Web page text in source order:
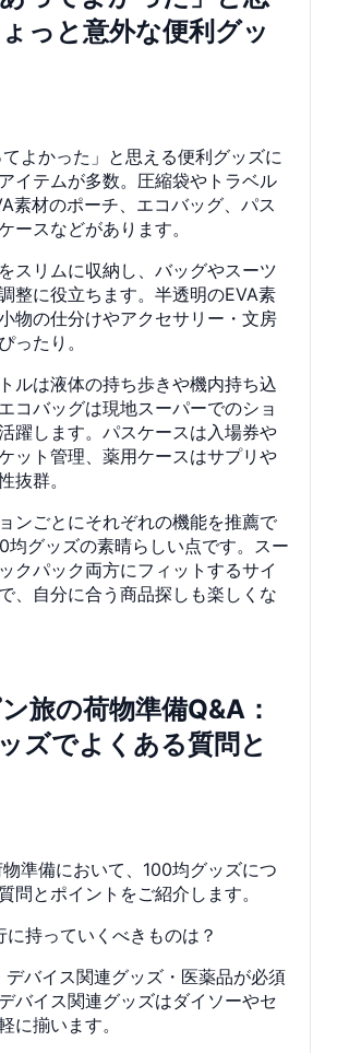
っと意外な便利グッ
よかった」と思える便利グッズに
イテムが多数。圧縮袋やトラベル
素材のポーチ、エコバッグ、パス
ースなどがあります。
スリムに収納し、バッグやスーツ
整に役立ちます。半透明のEVA素
物の仕分けやアクセサリー・文房
ったり。
ルは液体の持ち歩きや機内持ち込
コバッグは現地スーパーでのショ
躍します。パスケースは入場券や
ット管理、薬用ケースはサプリや
抜群。
ンごとにそれぞれの機能を推薦で
均グッズの素晴らしい点です。スー
クパック両方にフィットするサイ
、自分に合う商品探しも楽しくな
旅の荷物準備Q&A：
ズでよくある質問と
準備において、100均グッズにつ
問とポイントをご紹介します。
に持っていくべきものは？
デバイス関連グッズ・医薬品が必須
バイス関連グッズはダイソーやセ
に揃います。